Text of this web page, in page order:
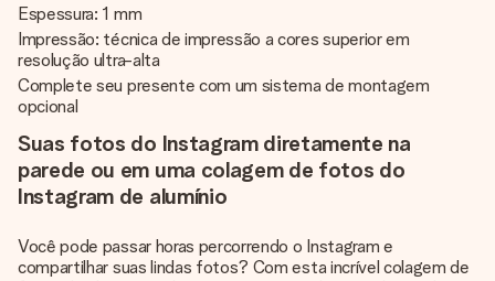
Espessura: 1 mm
Impressão: técnica de impressão a cores superior em
resolução ultra-alta
Complete seu presente com um sistema de montagem
opcional
Suas fotos do Instagram diretamente na
parede ou em uma colagem de fotos do
Instagram de alumínio
Você pode passar horas percorrendo o Instagram e
compartilhar suas lindas fotos? Com esta incrível colagem de